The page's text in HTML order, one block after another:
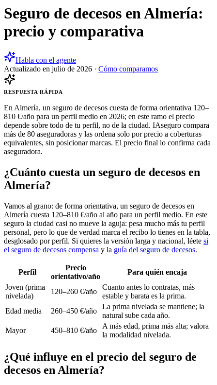
Seguro de decesos en Almería:
precio y comparativa
Habla con el agente
Actualizado en julio de 2026 · Cómo comparamos
RESPUESTA RÁPIDA
En Almería, un seguro de decesos cuesta de forma orientativa 120–
810 €/año para un perfil medio en 2026; en este ramo el precio
depende sobre todo de tu perfil, no de la ciudad. IAseguro compara
más de 80 aseguradoras y las ordena solo por precio a coberturas
equivalentes, sin posicionar marcas. El precio final lo confirma cada
aseguradora.
¿Cuánto cuesta un seguro de decesos en
Almería?
Vamos al grano: de forma orientativa, un seguro de decesos en
Almería cuesta 120–810 €/año al año para un perfil medio. En este
seguro la ciudad casi no mueve la aguja: pesa mucho más tu perfil
personal, pero lo que de verdad marca el recibo lo tienes en la tabla,
desglosado por perfil. Si quieres la versión larga y nacional, léete si
el seguro de decesos compensa y la guía del seguro de decesos.
Perfil
Precio
orientativo/año
Para quién encaja
Joven (prima
nivelada)
120–260 €/año
Cuanto antes lo contratas, más
estable y barata es la prima.
Edad media
260–450 €/año
La prima nivelada se mantiene; la
natural sube cada año.
Mayor
450–810 €/año
A más edad, prima más alta; valora
la modalidad nivelada.
¿Qué influye en el precio del seguro de
decesos en Almería?